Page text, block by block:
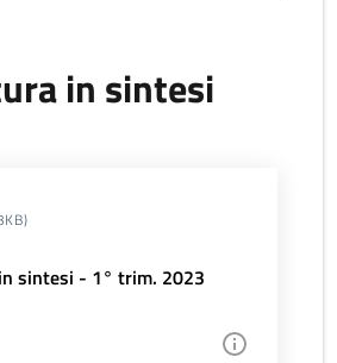
in sintesi
sintesi - 1° trim. 2023